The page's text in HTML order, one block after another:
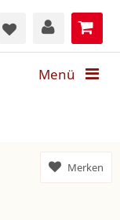
Menü
Merken